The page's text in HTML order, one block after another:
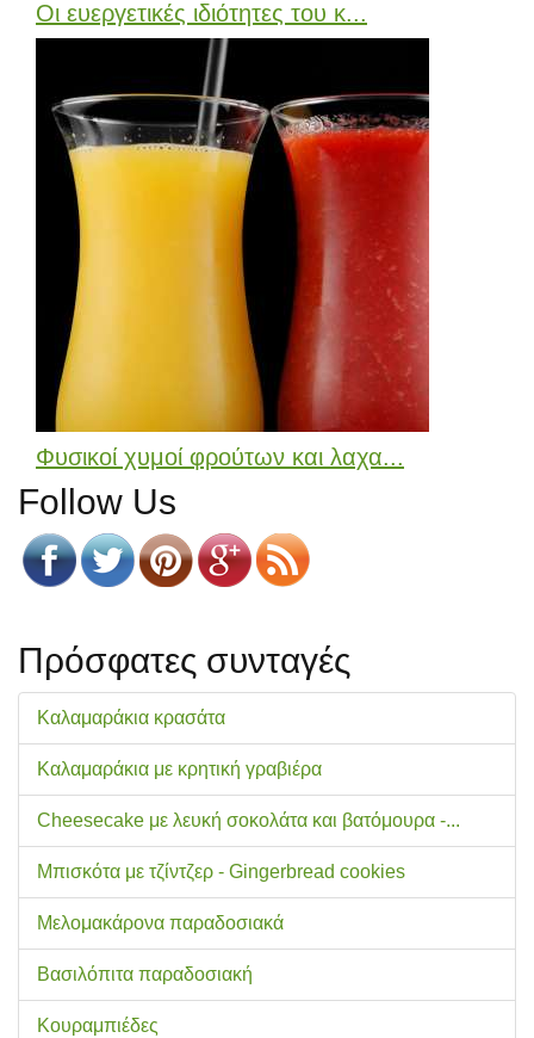
Οι ευεργετικές ιδιότητες του κ...
Φυσικοί χυμοί φρούτων και λαχα...
Follow Us
Πρόσφατες συνταγές
Καλαμαράκια κρασάτα
Καλαμαράκια με κρητική γραβιέρα
Cheesecake με λευκή σοκολάτα και βατόμουρα -...
Μπισκότα με τζίντζερ - Gingerbread cookies
Μελομακάρονα παραδοσιακά
Βασιλόπιτα παραδοσιακή
Κουραμπιέδες